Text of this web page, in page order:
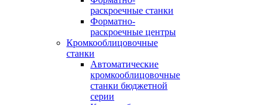
раскроечные станки
Форматно-
раскроечные центры
Кромкооблицовочные
станки
Автоматические
кромкооблицовочные
станки бюджетной
серии